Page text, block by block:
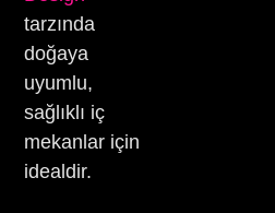
tarzında
doğaya
uyumlu,
sağlıklı iç
mekanlar için
idealdir.